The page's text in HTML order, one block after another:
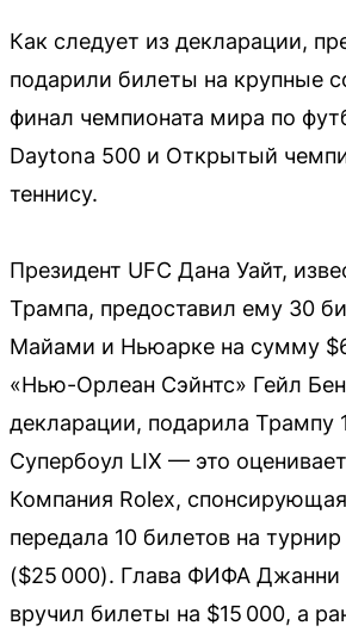
Как следует из декларации,
подарили билеты на крупные
финал чемпионата мира по
Daytona 500 и Открытый
теннису.
Президент UFC Дана Уайт,
Трампа, предоставил ему 30
Майами и Ньюарке на сумму
«Нью-Орлеан Сэйнтс» Гейл
декларации, подарила Трампу
Супербоул LIX — это
Компания Rolex,
передала 10 билетов на
($25 000). Глава ФИФА Джанни
вручил билеты на $15 000, а